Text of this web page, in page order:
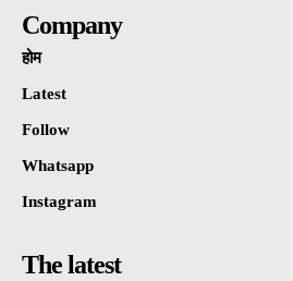
Company
होम
Latest
Follow
Whatsapp
Instagram
The latest